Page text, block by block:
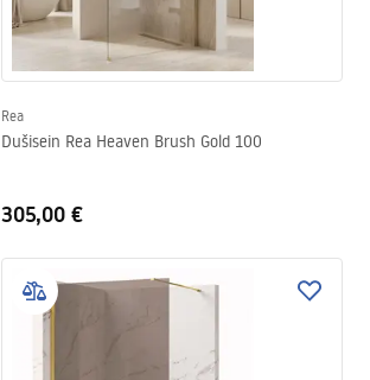
Rea
Dušisein Rea Heaven Brush Gold 100
305,00 €